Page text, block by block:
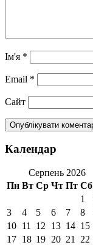
Ім'я *
Email *
Сайт
Календар
Серпень 2026
Пн Вт Ср Чт Пт Сб
1
3
4 5 6 7 8
10 11 12 13 14 15
17 18 19 20 21 22